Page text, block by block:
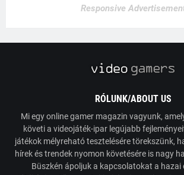
Responsive
RÓLUNK/ABOUT US
Mi egy online gamer magazin vagyunk,
követi a videojáték-ipar legújabb
játékok mélyreható tesztelésére törekszünk,
hírek és trendek nyomon követésére is nagy
Büszkén ápoljuk a kapcsolatokat a hazai